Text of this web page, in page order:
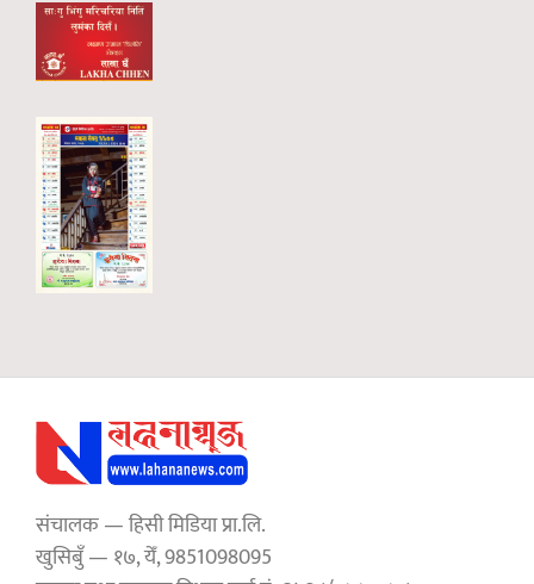
संचालक — हिसी मिडिया प्रा.लि.
खुसिबुँ — १७, येँ, 9851098095